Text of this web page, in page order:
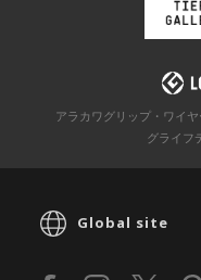
アラカワグリップ・ワイ
グライフ
Global site